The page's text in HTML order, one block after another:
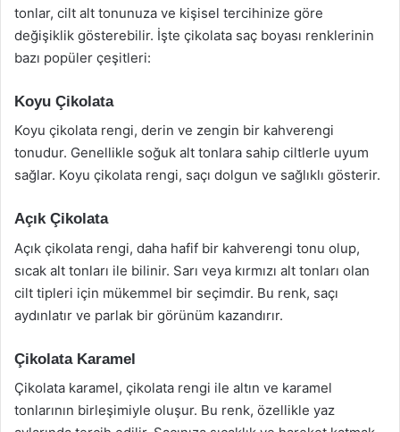
tonlar, cilt alt tonunuza ve kişisel tercihinize göre
değişiklik gösterebilir. İşte çikolata saç boyası renklerinin
bazı popüler çeşitleri:
Koyu Çikolata
Koyu çikolata rengi, derin ve zengin bir kahverengi
tonudur. Genellikle soğuk alt tonlara sahip ciltlerle uyum
sağlar. Koyu çikolata rengi, saçı dolgun ve sağlıklı gösterir.
Açık Çikolata
Açık çikolata rengi, daha hafif bir kahverengi tonu olup,
sıcak alt tonları ile bilinir. Sarı veya kırmızı alt tonları olan
cilt tipleri için mükemmel bir seçimdir. Bu renk, saçı
aydınlatır ve parlak bir görünüm kazandırır.
Çikolata Karamel
Çikolata karamel, çikolata rengi ile altın ve karamel
tonlarının birleşimiyle oluşur. Bu renk, özellikle yaz